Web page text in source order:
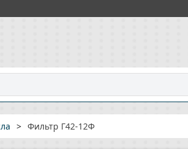
> Фильтр Г42-12Ф